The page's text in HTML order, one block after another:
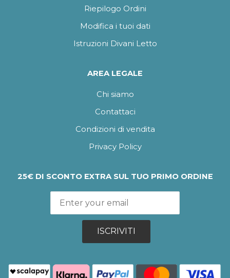
Riepilogo Ordini
Modifica i tuoi dati
Istruzioni Divani Letto
AREA LEGALE
Chi siamo
Contattaci
Condizioni di vendita
Privacy Policy
25€ DI SCONTO EXTRA SUL TUO PRIMO ORDINE
ISCRIVITI